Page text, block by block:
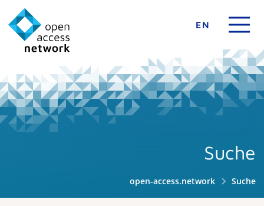
EN
Suche
open-access.network Suche